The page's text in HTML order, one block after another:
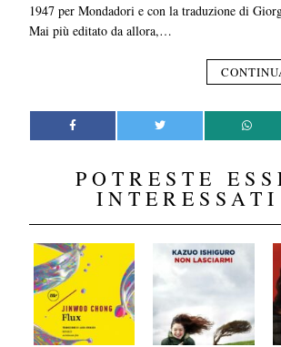
1947 per Mondadori e con la traduzione di
Mai più editato da allora,…
POTRESTE